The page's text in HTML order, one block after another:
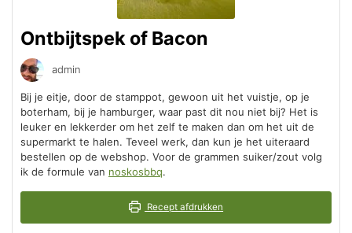
Ontbijtspek of Bacon
admin
Bij je eitje, door de stamppot, gewoon uit het vuistje, op je
boterham, bij je hamburger, waar past dit nou niet bij? Het is
leuker en lekkerder om het zelf te maken dan om het uit de
supermarkt te halen. Teveel werk, dan kun je het uiteraard
bestellen op de webshop. Voor de grammen suiker/zout volg
ik de formule van noskosbbq.
Recept afdrukken